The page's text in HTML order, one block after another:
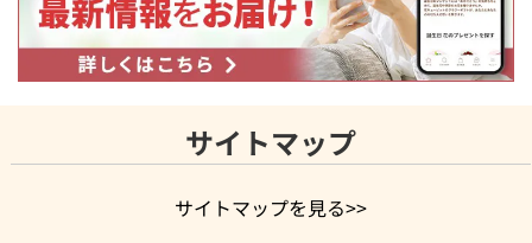
サイトマップ
サイトマップを見る>>